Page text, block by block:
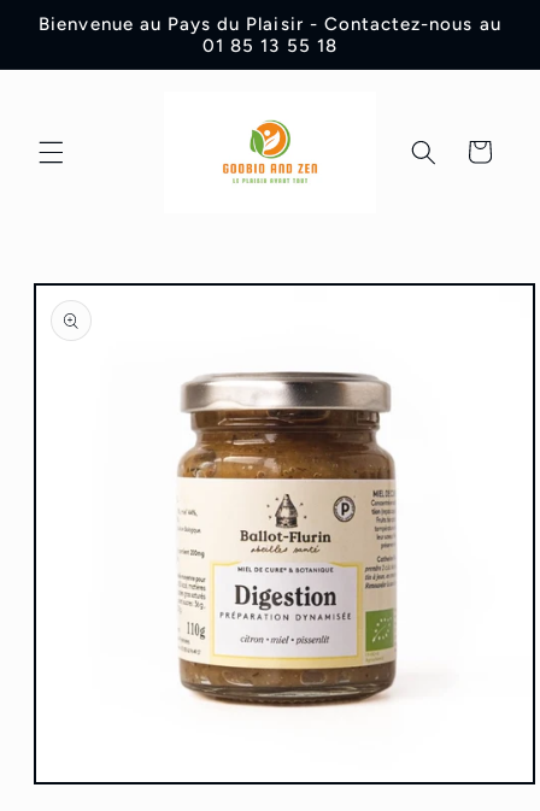
passer
contenu
Bienvenue au Pays du Plaisir - Contactez-nous au
01 85 13 55 18
Panier
Passer aux
informations
produits
Ouvrir